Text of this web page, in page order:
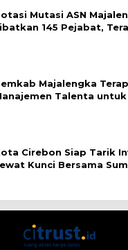
Mutasi ASN
145 Pejabat,
Majalengka
Talenta
Cirebon Siap Tarik
Kunci Bersama